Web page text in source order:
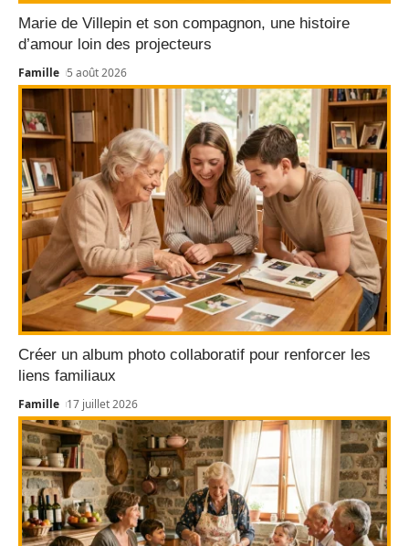
Marie de Villepin et son compagnon, une histoire
d’amour loin des projecteurs
Famille 5 août 2026
Créer un album photo collaboratif pour renforcer les
liens familiaux
Famille 17 juillet 2026